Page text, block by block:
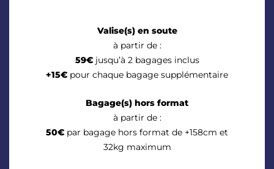
Valise(s) en soute
à partir de :
59€jusqu’à 2 bagages inclus
+15€pour chaque bagage supplémentaire
Bagage(s) hors format
à partir de :
50€par bagage hors format de +158cm et
32kg maximum